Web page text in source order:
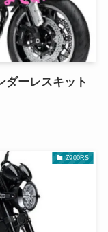
ダーレスキット
Z900RS